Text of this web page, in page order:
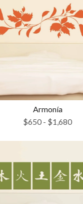
Armonía
$650 - $1,680